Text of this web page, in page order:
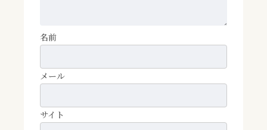
名前
メール
サイト